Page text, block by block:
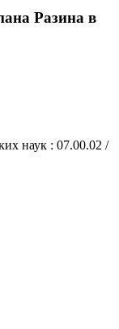
Разина в
наук : 07.00.02 /